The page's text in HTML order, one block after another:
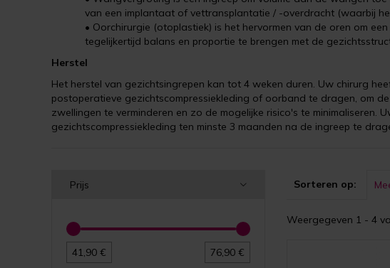
van een implantaat of vettransplantatie / -overdracht (waarbij
• Oorchirurgie (otoplastiek) is het hervormen van de oren om
tegelijkertijd balans en proportie te brengen met de
Herstel
Het herstel van gezichtsingrepen kan tot 4 weken duren. Uw chirurg
postoperatieve gezichtscompressiekleding of oorband te dragen, om
zwellingen te verminderen en zo de mogelijke risico's te minimaliseren.
gezichtscompressiekleding ten minste 3 maanden na de ingreep te
Prijs
41,90 € 76,90 €
Sorteren op:
Weergegeven 1 - 4